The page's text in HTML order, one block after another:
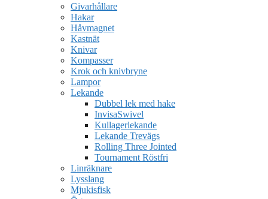
Givarhållare
Hakar
Håvmagnet
Kastnät
Knivar
Kompasser
Krok och knivbryne
Lampor
Lekande
Dubbel lek med hake
InvisaSwivel
Kullagerlekande
Lekande Trevägs
Rolling Three Jointed
Tournament Röstfri
Linräknare
Lysslang
Mjukisfisk